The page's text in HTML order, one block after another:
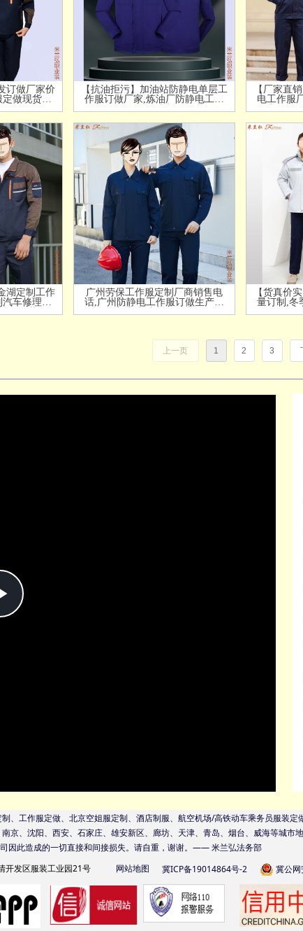
订做厂家价
做现货价
【抗油拒污】加油站防静电单层工
作服订做厂家,炼油厂防静电工作
服订做公司-米兰弘服装
【厂家直
电工作服
静电服订
湖定制工作
车修理工
弘服装
广州劳保工作服定制厂商销售电
话,广州防静电工作服订做生产厂
家地址-米兰弘服装
【货真价
量订制,冬
上一页 1 2 3
Play
制、工作服定做、北京空姐服定制、酒店制服、航空机场/高铁动车乘务员服装定做
京、沈阳、西安、石家庄、雄安新区、廊坊、天津、青岛、烟台、威海等城市
因此造成的一切直接和间接损失。请自重，谢谢。—— 米兰弘法务部
开发区服装工业园21号 网站地图 冀ICP备19014864号-2 冀公